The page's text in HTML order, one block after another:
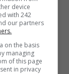
device
with 242
our partners
on the basis
managing
of this page
in privacy